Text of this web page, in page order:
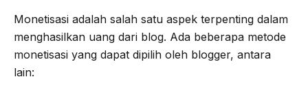
Monetisasi adalah salah satu aspek terpenting dalam
menghasilkan uang dari blog. Ada beberapa metode
monetisasi yang dapat dipilih oleh blogger, antara
lain: